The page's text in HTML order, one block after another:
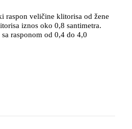
raspon veličine klitorisa od žene
iznos oko 0,8 santimetra.
rasponom od 0,4 do 4,0